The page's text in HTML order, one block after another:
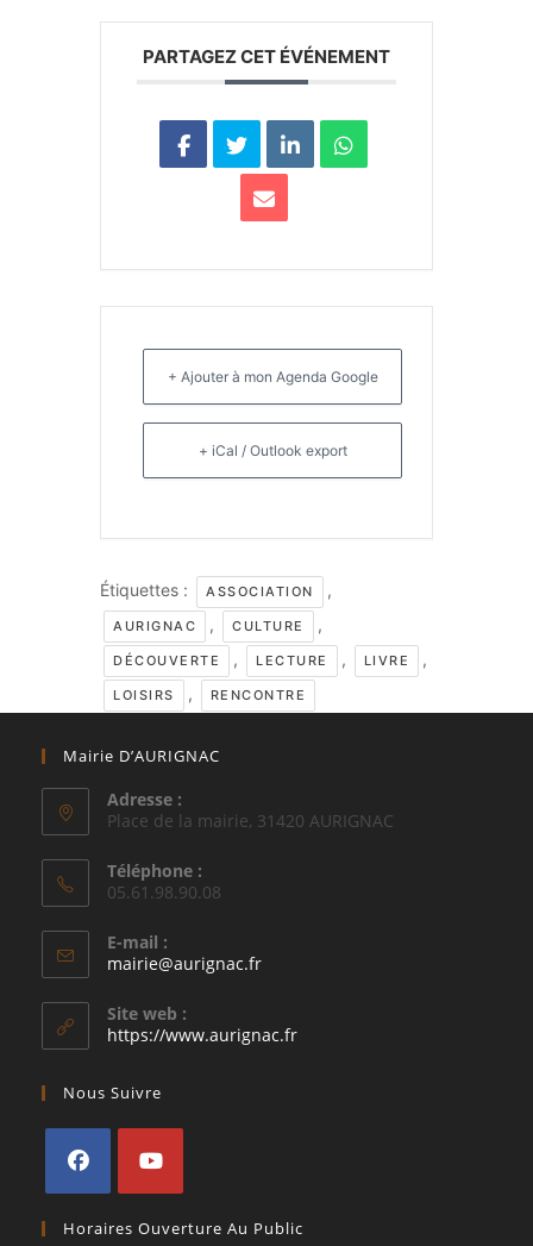
PARTAGEZ CET ÉVÉNEMENT
+ Ajouter à mon Agenda Google
+ iCal / Outlook export
Étiquettes : ASSOCIATION ,
AURIGNAC , CULTURE ,
DÉCOUVERTE , LECTURE , LIVRE ,
LOISIRS , RENCONTRE
Mairie D’AURIGNAC
Adresse :
Place de la mairie, 31420 AURIGNAC
Téléphone :
05.61.98.90.08
E-mail :
mairie@aurignac.frS’ouvre
application
Site web :
https://www.aurignac.fr
Nous Suivre
dans
dans
Horaires Ouverture Au Public